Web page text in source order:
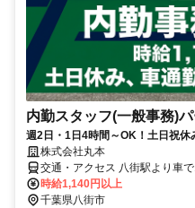
内勤スタッフ(一般事務)パ
週2日・1日4時間～OK！土日祝休
株式会社丸本
交通・アクセス 八街駅より車
時給1,140円以上
千葉県八街市